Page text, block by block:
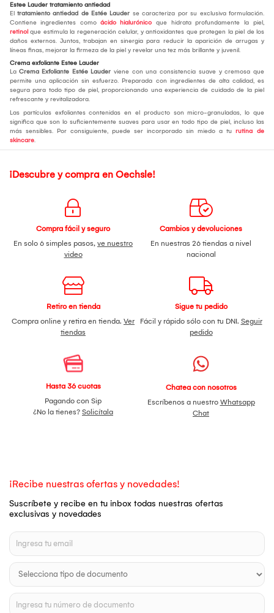
Estee Lauder tratamiento antiedad
El tratamiento antiedad de Estée Lauder se caracteriza por su exclusiva formulación.
Contiene ingredientes como ácido hialurónico que hidrata profundamente la piel,
retinol que estimula la regeneración celular, y antioxidantes que protegen la piel de los
daños externos. Juntos, trabajan en sinergia para reducir la aparición de arrugas y
líneas finas, mejorar la firmeza de la piel y revelar una tez más brillante y juvenil.
Crema exfoliante Estee Lauder
La Crema Exfoliante Estée Lauder viene con una consistencia suave y cremosa que
permite una aplicación sin esfuerzo. Preparada con ingredientes de alta calidad, es
segura para todo tipo de piel, proporcionando una experiencia de cuidado de la piel
refrescante y revitalizadora.
Las partículas exfoliantes contenidas en el producto son micro-granuladas, lo que
significa que son lo suficientemente suaves para usar en todo tipo de piel, incluso las
más sensibles. Por consiguiente, puede ser incorporado sin miedo a tu rutina de
skincare.
¡Descubre y compra en Oechsle!
Compra fácil y seguro
En solo 6 simples pasos, ve nuestro
video
Cambios y devoluciones
En nuestras 26 tiendas a nivel
nacional
Retiro en tienda
Compra online y retira en tienda. Ver
tiendas
Sigue tu pedido
Fácil y rápido sólo con tu DNI. Seguir
pedido
Hasta 36 cuotas
Pagando con Sip
¿No la tienes? Solicítala
Chatea con nosotros
Escríbenos a nuestro Whatsapp
Chat
¡Recibe nuestras ofertas y novedades!
Suscríbete y recibe en tu inbox todas nuestras ofertas
exclusivas y novedades